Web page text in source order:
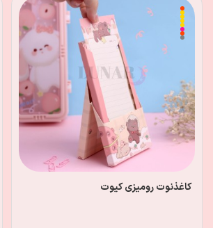
کاغذنوت رومیزی کیوت